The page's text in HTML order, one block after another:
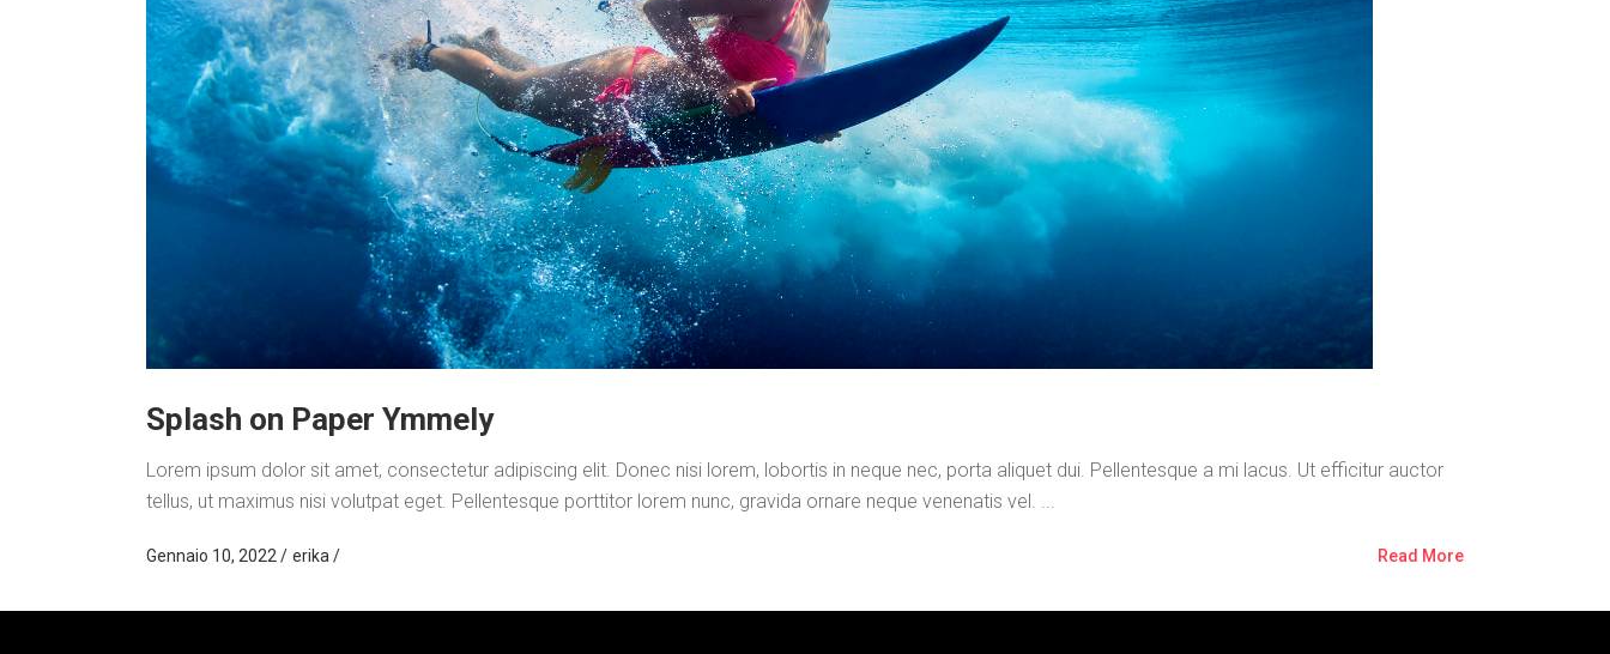
Splash on Paper Ymmely
Lorem ipsum dolor sit amet, consectetur adipiscing elit. Donec nisi lorem, lobortis in neque nec, porta aliquet dui. Pellentesque a mi lacus. Ut efficitur auctor
tellus, ut maximus nisi volutpat eget. Pellentesque porttitor lorem nunc, gravida ornare neque venenatis vel. ...
Gennaio 10, 2022 erika Read More